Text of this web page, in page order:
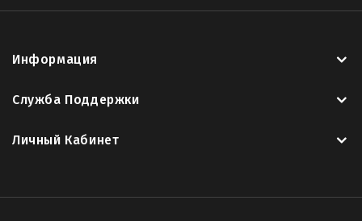
Информация
Служба Поддержки
Личный Кабинет